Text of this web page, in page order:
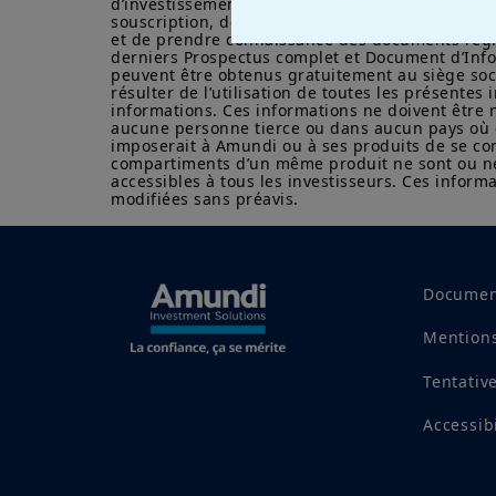
souscription, de s’assurer de la compatibilité
et de prendre connaissance des documents
derniers Prospectus complet et Document
peuvent être obtenus gratuitement au siège
résulter de l’utilisation de toutes les
informations. Ces informations ne doivent être
aucune personne tierce ou dans aucun pays
imposerait à Amundi ou à ses produits de se
compartiments d’un même produit ne sont ou
accessibles à tous les investisseurs. Ces
modifiées sans préavis.